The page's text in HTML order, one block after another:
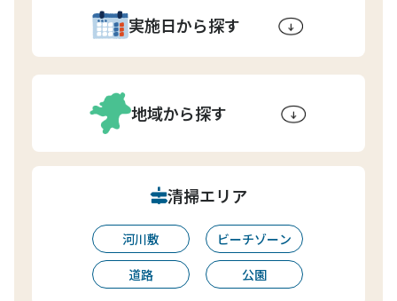
実施日から探す
地域から探す
清掃エリア
河川敷
ビーチゾーン
道路
公園